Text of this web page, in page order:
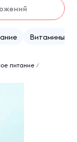
Витамины
питание /